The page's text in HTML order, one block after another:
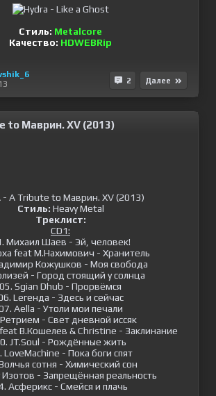
Стиль: Metalcore
Качество: HDWEBRip
2 Далее
to Маврин. XV (2013)
Стиль: Heavy Metal
Tреклист:
CD1:
Михаил Шаев - Эй, человек!
feat М.Нахимович - Хранитель
Кожушков - Моя свобода
- Город стоящий у солнца
05. Sgian Dhub - Прорвёмся
Lегенда - Здесь и сейчас
Aella - Утоли мои печали
- Свет дневной иссяк
В.Кошелев & Christine - Заклинание
JT.Soul - Рождённые жить
LoveMachine - Пока боги спят
сотня - Химический сон
Изотов - Запрещённая реальность
Асферикс - Смейся и плачь